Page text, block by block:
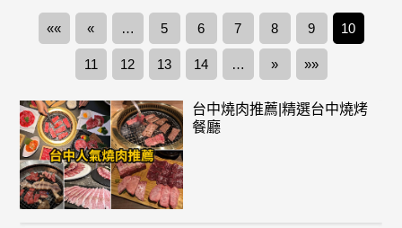
«« « … 5 6 7 8 9 10
11 12 13 14 … » »»
台中燒肉推薦|精選台中燒烤
餐廳